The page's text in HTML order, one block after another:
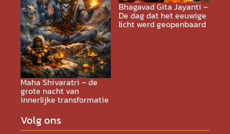
Maha Shivaratri – de
grote nacht van
innerlijke transformatie
Bhagavad Gita Jayanti –
De dag dat het eeuwige
licht werd geopenbaard
Volg ons